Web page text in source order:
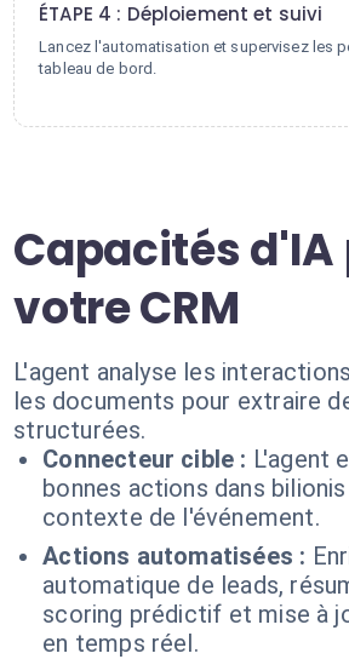
ÉTAPE 4 : Déploiement et suivi
Lancez l'automatisation et supervisez les
tableau de bord.
Capacités d'IA
votre CRM
L'agent analyse les
les documents pour extraire
structurées.
Connecteur cible : L'agent
bonnes actions dans
contexte de l'événement.
Actions automatisées :
automatique de leads,
scoring prédictif et mise à
en temps réel.